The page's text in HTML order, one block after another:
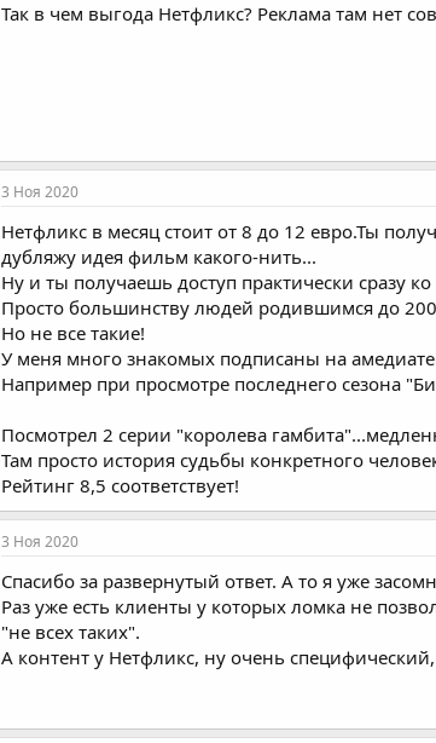
Так в чем выгода Нетфликс? Реклама там нет
3 Ноя 2020
Нетфликс в месяц стоит от 8 до 12 евро.Ты
дубляжу идея фильм какого-нить...
Ну и ты получаешь доступ практически сразу
Просто большинству людей родившимся до
Но не все такие!
У меня много знакомых подписаны на
Например при просмотре последнего сезона
Посмотрел 2 серии "королева
Там просто история судьбы конкретного
Рейтинг 8,5 соответствует!
3 Ноя 2020
Спасибо за развернутый ответ. А то я уже
Раз уже есть клиенты у которых ломка не
"не всех таких".
А контент у Нетфликс, ну очень